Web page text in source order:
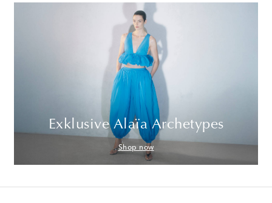
Exklusive Alaïa Archetypes
Shop now